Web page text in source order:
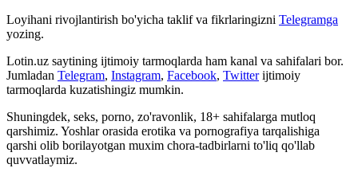
Loyihani rivojlantirish bo'yicha taklif va fikrlaringizni Telegramga
yozing.
Lotin.uz saytining ijtimoiy tarmoqlarda ham kanal va sahifalari bor.
Jumladan Telegram, Instagram, Facebook, Twitter ijtimoiy
tarmoqlarda kuzatishingiz mumkin.
Shuningdek, seks, porno, zo'ravonlik, 18+ sahifalarga mutloq
qarshimiz. Yoshlar orasida erotika va pornografiya tarqalishiga
qarshi olib borilayotgan muxim chora-tadbirlarni to'liq qo'llab
quvvatlaymiz.